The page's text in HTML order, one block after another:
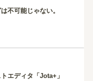
不可能じゃない。
エディタ「Jota+」